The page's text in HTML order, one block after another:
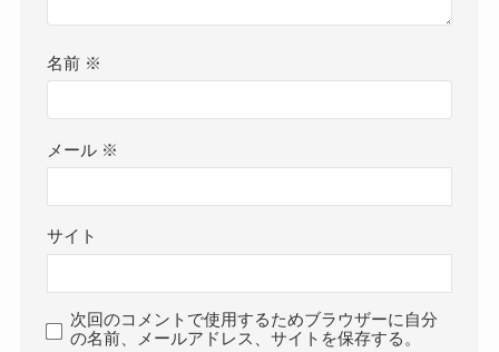
名前 ※
メール ※
サイト
次回のコメントで使用するためブラウザーに自分
の名前、メールアドレス、サイトを保存する。